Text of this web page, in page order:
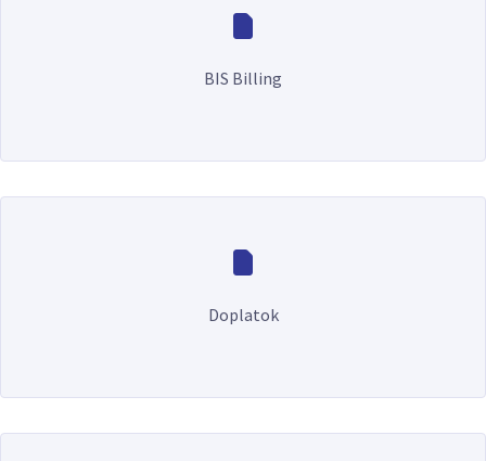
BIS Billing
Doplatok